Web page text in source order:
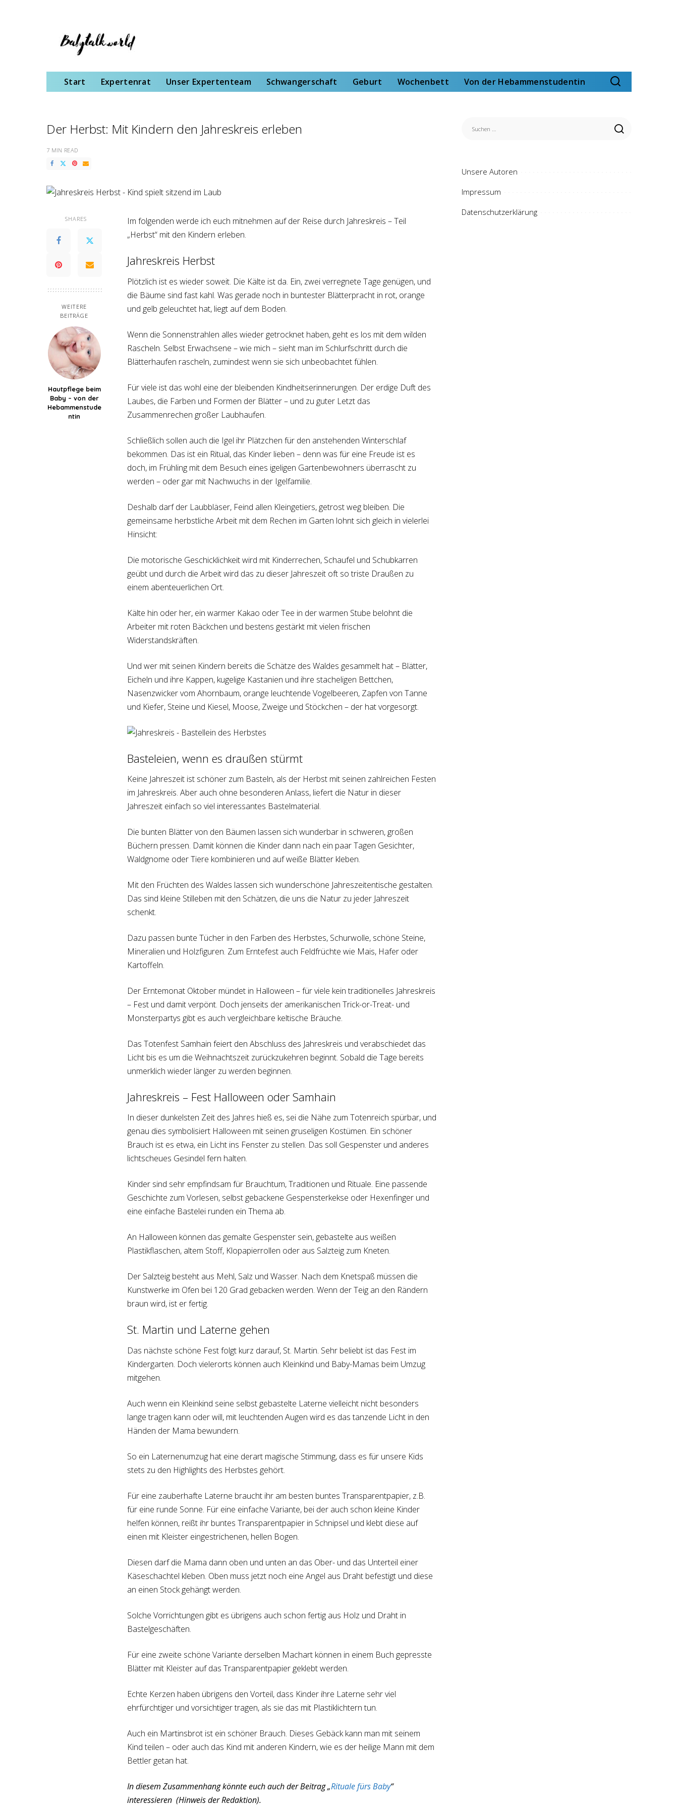
Start Expertenrat Unser Expertenteam Schwangerschaft Geburt Wochenbett Von der Hebammenstudentin
Der Herbst: Mit Kindern den Jahreskreis erleben
7 MIN READ
SHARES
WEITERE
BEITRÄGE
Hautpflege beim
Baby – von der
Hebammenstude
ntin
Im folgenden werde ich euch mitnehmen auf der Reise durch Jahreskreis – Teil
„Herbst“ mit den Kindern erleben.
Jahreskreis Herbst
Plötzlich ist es wieder soweit. Die Kälte ist da. Ein, zwei verregnete Tage genügen, und
die Bäume sind fast kahl. Was gerade noch in buntester Blätterpracht in rot, orange
und gelb geleuchtet hat, liegt auf dem Boden.
Wenn die Sonnenstrahlen alles wieder getrocknet haben, geht es los mit dem wilden
Rascheln. Selbst Erwachsene – wie mich – sieht man im Schlurfschritt durch die
Blätterhaufen rascheln, zumindest wenn sie sich unbeobachtet fühlen.
Für viele ist das wohl eine der bleibenden Kindheitserinnerungen. Der erdige Duft des
Laubes, die Farben und Formen der Blätter – und zu guter Letzt das
Zusammenrechen großer Laubhaufen.
Schließlich sollen auch die Igel ihr Plätzchen für den anstehenden Winterschlaf
bekommen. Das ist ein Ritual, das Kinder lieben – denn was für eine Freude ist es
doch, im Frühling mit dem Besuch eines igeligen Gartenbewohners überrascht zu
werden – oder gar mit Nachwuchs in der Igelfamilie.
Deshalb darf der Laubbläser, Feind allen Kleingetiers, getrost weg bleiben. Die
gemeinsame herbstliche Arbeit mit dem Rechen im Garten lohnt sich gleich in vielerlei
Hinsicht:
Die motorische Geschicklichkeit wird mit Kinderrechen, Schaufel und Schubkarren
geübt und durch die Arbeit wird das zu dieser Jahreszeit oft so triste Draußen zu
einem abenteuerlichen Ort.
Kälte hin oder her, ein warmer Kakao oder Tee in der warmen Stube belohnt die
Arbeiter mit roten Bäckchen und bestens gestärkt mit vielen frischen
Widerstandskräften.
Und wer mit seinen Kindern bereits die Schätze des Waldes gesammelt hat – Blätter,
Eicheln und ihre Kappen, kugelige Kastanien und ihre stacheligen Bettchen,
Nasenzwicker vom Ahornbaum, orange leuchtende Vogelbeeren, Zapfen von Tanne
und Kiefer, Steine und Kiesel, Moose, Zweige und Stöckchen – der hat vorgesorgt.
Basteleien, wenn es draußen stürmt
Keine Jahreszeit ist schöner zum Basteln, als der Herbst mit seinen zahlreichen Festen
im Jahreskreis. Aber auch ohne besonderen Anlass, liefert die Natur in dieser
Jahreszeit einfach so viel interessantes Bastelmaterial.
Die bunten Blätter von den Bäumen lassen sich wunderbar in schweren, großen
Büchern pressen. Damit können die Kinder dann nach ein paar Tagen Gesichter,
Waldgnome oder Tiere kombinieren und auf weiße Blätter kleben.
Mit den Früchten des Waldes lassen sich wunderschöne Jahreszeitentische gestalten.
Das sind kleine Stilleben mit den Schätzen, die uns die Natur zu jeder Jahreszeit
schenkt.
Dazu passen bunte Tücher in den Farben des Herbstes, Schurwolle, schöne Steine,
Mineralien und Holzfiguren. Zum Erntefest auch Feldfrüchte wie Mais, Hafer oder
Kartoffeln.
Der Erntemonat Oktober mündet in Halloween – für viele kein traditionelles Jahreskreis
– Fest und damit verpönt. Doch jenseits der amerikanischen Trick-or-Treat- und
Monsterpartys gibt es auch vergleichbare keltische Bräuche.
Das Totenfest Samhain feiert den Abschluss des Jahreskreis und verabschiedet das
Licht bis es um die Weihnachtszeit zurückzukehren beginnt. Sobald die Tage bereits
unmerklich wieder länger zu werden beginnen.
Jahreskreis – Fest Halloween oder Samhain
In dieser dunkelsten Zeit des Jahres hieß es, sei die Nähe zum Totenreich spürbar, und
genau dies symbolisiert Halloween mit seinen gruseligen Kostümen. Ein schöner
Brauch ist es etwa, ein Licht ins Fenster zu stellen. Das soll Gespenster und anderes
lichtscheues Gesindel fern halten.
Kinder sind sehr empfindsam für Brauchtum, Traditionen und Rituale. Eine passende
Geschichte zum Vorlesen, selbst gebackene Gespensterkekse oder Hexenfinger und
eine einfache Bastelei runden ein Thema ab.
An Halloween können das gemalte Gespenster sein, gebastelte aus weißen
Plastikflaschen, altem Stoff, Klopapierrollen oder aus Salzteig zum Kneten.
Der Salzteig besteht aus Mehl, Salz und Wasser. Nach dem Knetspaß müssen die
Kunstwerke im Ofen bei 120 Grad gebacken werden. Wenn der Teig an den Rändern
braun wird, ist er fertig.
St. Martin und Laterne gehen
Das nächste schöne Fest folgt kurz darauf, St. Martin. Sehr beliebt ist das Fest im
Kindergarten. Doch vielerorts können auch Kleinkind und Baby-Mamas beim Umzug
mitgehen.
Auch wenn ein Kleinkind seine selbst gebastelte Laterne vielleicht nicht besonders
lange tragen kann oder will, mit leuchtenden Augen wird es das tanzende Licht in den
Händen der Mama bewundern.
So ein Laternenumzug hat eine derart magische Stimmung, dass es für unsere Kids
stets zu den Highlights des Herbstes gehört.
Für eine zauberhafte Laterne braucht ihr am besten buntes Transparentpapier, z.B.
für eine runde Sonne. Für eine einfache Variante, bei der auch schon kleine Kinder
helfen können, reißt ihr buntes Transparentpapier in Schnipsel und klebt diese auf
einen mit Kleister eingestrichenen, hellen Bogen.
Diesen darf die Mama dann oben und unten an das Ober- und das Unterteil einer
Käseschachtel kleben. Oben muss jetzt noch eine Angel aus Draht befestigt und diese
an einen Stock gehängt werden.
Solche Vorrichtungen gibt es übrigens auch schon fertig aus Holz und Draht in
Bastelgeschäften.
Für eine zweite schöne Variante derselben Machart können in einem Buch gepresste
Blätter mit Kleister auf das Transparentpapier geklebt werden.
Echte Kerzen haben übrigens den Vorteil, dass Kinder ihre Laterne sehr viel
ehrfürchtiger und vorsichtiger tragen, als sie das mit Plastiklichtern tun.
Auch ein Martinsbrot ist ein schöner Brauch. Dieses Gebäck kann man mit seinem
Kind teilen – oder auch das Kind mit anderen Kindern, wie es der heilige Mann mit dem
Bettler getan hat.
In diesem Zusammenhang könnte euch auch der Beitrag „Rituale fürs Baby“
interessieren (Hinweis der Redaktion).
Unsere Autoren
Impressum
Datenschutzerklärung